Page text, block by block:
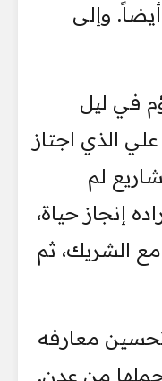
أيضاً. وإلى
في ليل
الذي اجتاز
لم
إنجاز حياة،
الشريك، ثم
تحسين معارفه
حملها من عدن.